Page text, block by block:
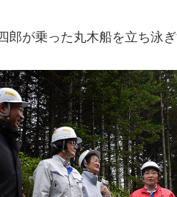
郎が乗った丸木船を立ち泳